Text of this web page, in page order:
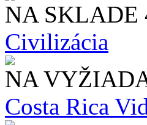
NA SKLADE
Civilizácia
NA
Costa Rica